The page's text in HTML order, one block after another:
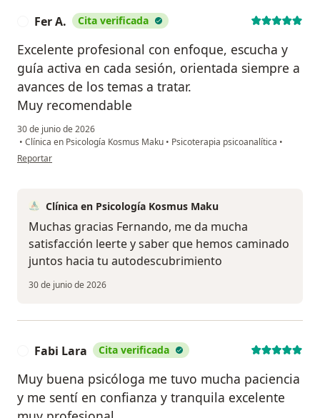
Fer A. Cita verificada
Excelente profesional con enfoque, escucha y
guía activa en cada sesión, orientada siempre a
avances de los temas a tratar.
Muy recomendable
30 de junio de 2026
• Clínica en Psicología Kosmus Maku • Psicoterapia psicoanalítica •
en opinión del usuario Fer A.
Reportar
Clínica en Psicología Kosmus Maku
Muchas gracias Fernando, me da mucha
satisfacción leerte y saber que hemos caminado
juntos hacia tu autodescubrimiento
30 de junio de 2026
Fabi Lara Cita verificada
Muy buena psicóloga me tuvo mucha paciencia
y me sentí en confianza y tranquila excelente